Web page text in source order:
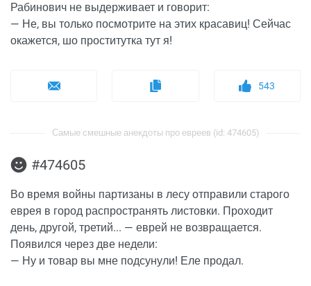
Рабинович не выдерживает и говорит:
— Не, вы только посмотрите на этих красавиц! Сейчас
окажется, шо проститутка тут я!
543
Самые смешные анекдоты про евреев (id: 474605)
#474605
Во время войны партизаны в лесу отправили старого
еврея в город распространять листовки. Проходит
день, другой, третий... — еврей не возвращается.
Появился через две недели:
— Ну и товар вы мне подсунули! Еле продал.